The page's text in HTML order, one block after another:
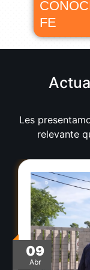
FE
Les
relevante